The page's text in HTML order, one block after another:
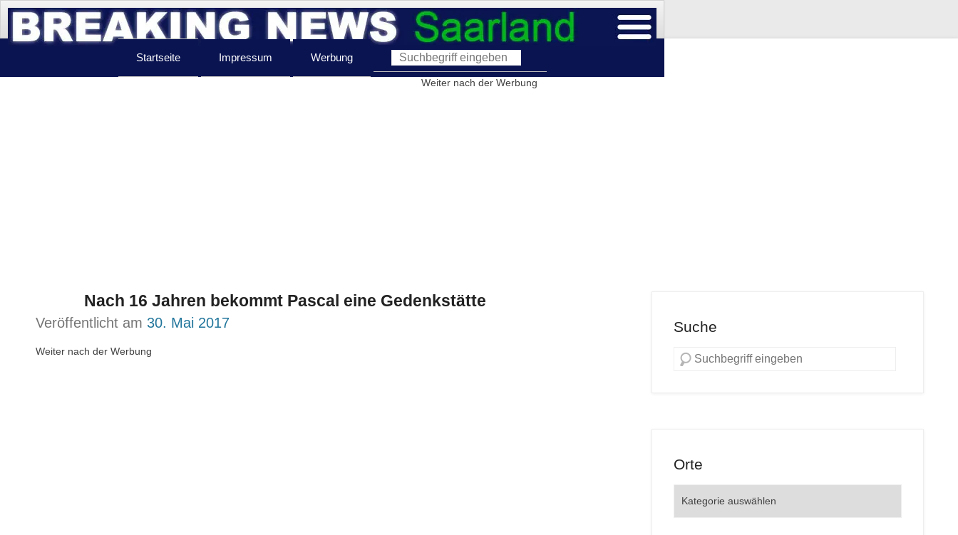
Startseite Impressum Werbung
Weiter nach der Werbung
Nach 16 Jahren bekommt Pascal eine Gedenkstätte
Veröffentlicht am 30. Mai 2017
Weiter nach der Werbung
Suche
Orte